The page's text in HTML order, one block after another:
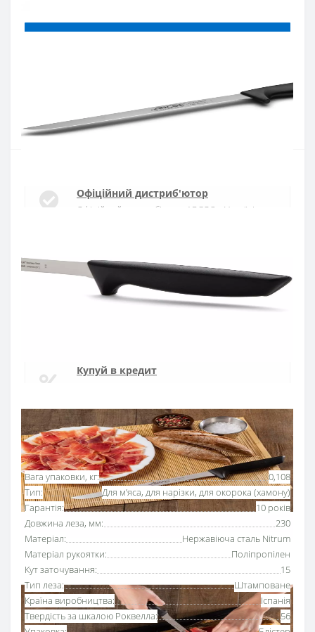
Основні характеристики Всі характеристики
Вага упаковки, кг:
0,108
Тип:
Для м’яса, для нарізки, для окорока (хамону)
Гарантія:
10 років
Довжина леза, мм:
230
Матеріал:
Нержавіюча сталь Nitrum
Матеріал рукоятки:
Поліпропілен
Кут заточування:
15
Тип леза:
Штамповане
Країна виробництва:
Іспанія
Твердість за шкалою Роквелла:
56
Офіційний дистриб'ютор
Офіційний дистриб'ютор ARCOS в Україні
Доставка протягом 1-3 днів по Україні
Купуй в кредит